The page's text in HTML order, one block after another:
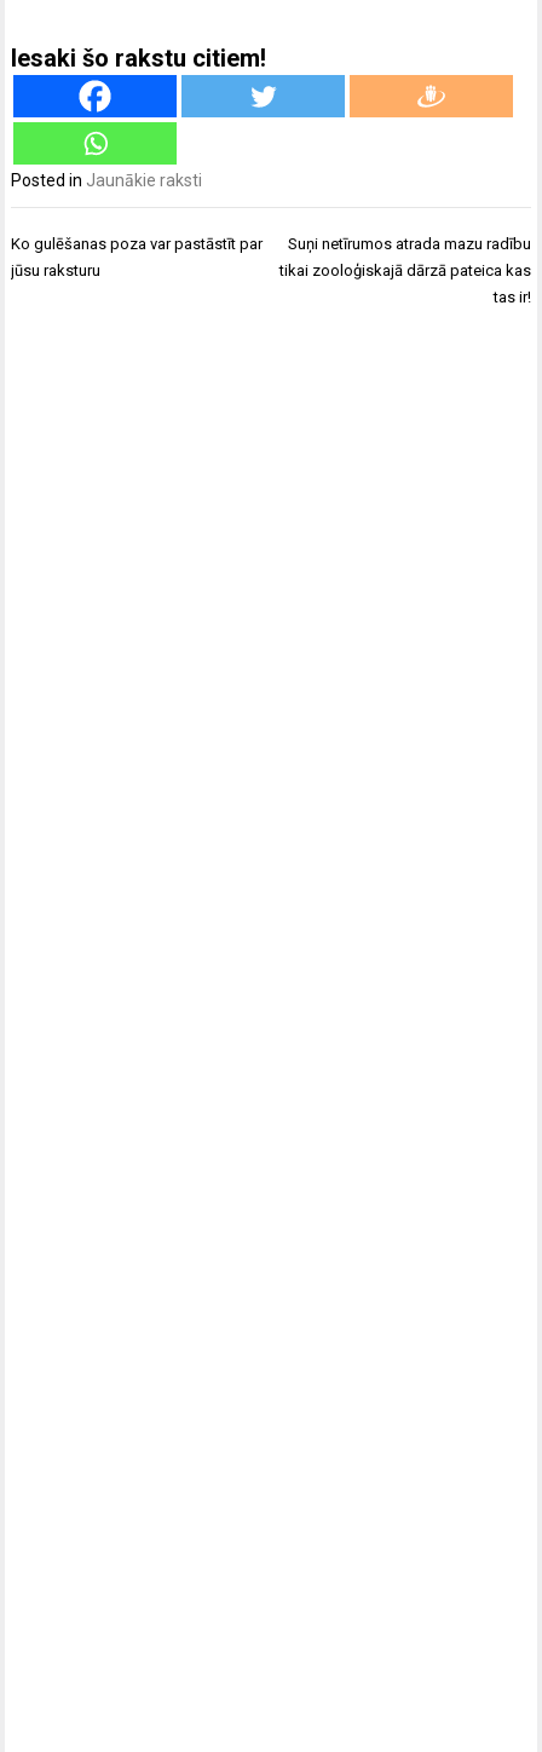
Iesaki šo rakstu citiem!
Posted in Jaunākie raksti
Ziņu
izvēlne
Ko gulēšanas poza var pastāstīt par
jūsu raksturu
Suņi netīrumos atrada mazu radību
tikai zooloģiskajā dārzā pateica kas
tas ir!